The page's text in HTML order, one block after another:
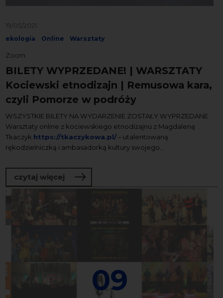
19/05/2021
ekologia Online Warsztaty
Zoom
BILETY WYPRZEDANE! | WARSZTATY
Kociewski etnodizajn | Remusowa kara,
czyli Pomorze w podróży
WSZYSTKIE BILETY NA WYDARZENIE ZOSTAŁY WYPRZEDANE
Warsztaty online z kociewskiego etnodizajnu z Magdaleną
Tkaczyk https://tkaczykowa.pl/– utalentowaną
rękodzielniczką i ambasadorką kultury swojego...
czytaj więcej o BILETY WYPRZEDANE! |
09